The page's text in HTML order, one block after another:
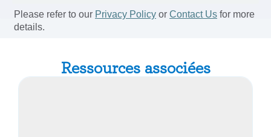
Ressources associées